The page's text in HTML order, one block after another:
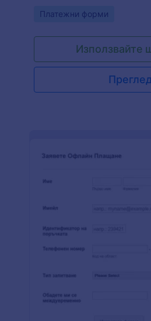
форма, моля проверете
Go to Category:
Платежни форми
Използвайте